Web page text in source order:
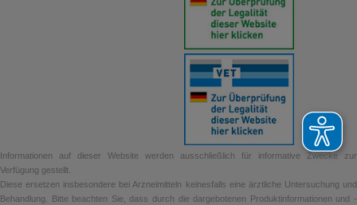
Informationen auf dieser Website werden ausschließlich für informative Zwecke zur
Verfügung gestellt.
Diese ersetzen insbesondere bei Arzneimitteln keinesfalls eine ärztliche Untersuchung und
Behandlung. Bitte beachten Sie, dass durch die dargebotenen Produktinformationen und -